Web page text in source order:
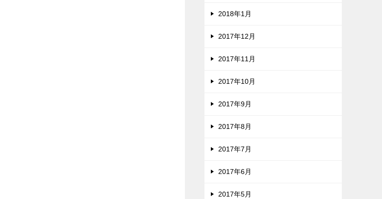
2018年1月
2017年12月
2017年11月
2017年10月
2017年9月
2017年8月
2017年7月
2017年6月
2017年5月